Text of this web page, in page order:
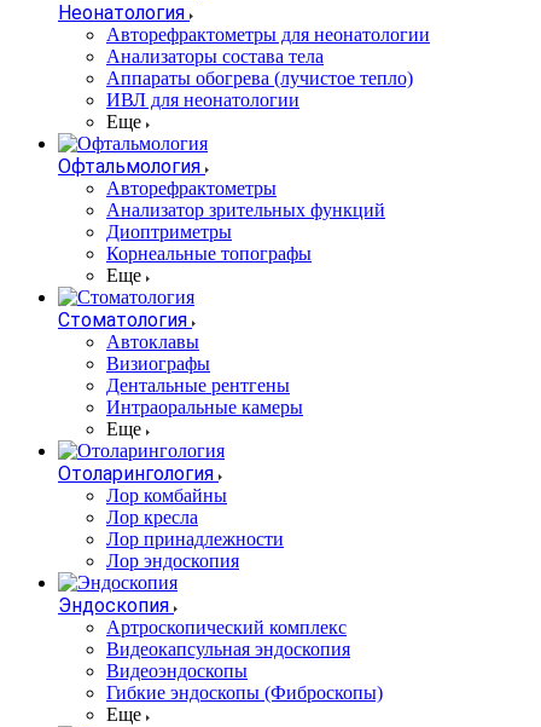
Неонатология
Авторефрактометры для неонатологии
Анализаторы состава тела
Аппараты обогрева (лучистое тепло)
ИВЛ для неонатологии
Еще
Офтальмология
Авторефрактометры
Анализатор зрительных функций
Диоптриметры
Корнеальные топографы
Еще
Стоматология
Автоклавы
Визиографы
Дентальные рентгены
Интраоральные камеры
Еще
Отоларингология
Лор комбайны
Лор кресла
Лор принадлежности
Лор эндоскопия
Эндоскопия
Артроскопический комплекс
Видеокапсульная эндоскопия
Видеоэндоскопы
Гибкие эндоскопы (Фиброcкопы)
Еще